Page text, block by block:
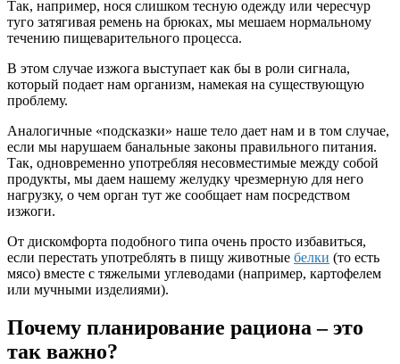
Так, например, нося слишком тесную одежду или чересчур
туго затягивая ремень на брюках, мы мешаем нормальному
течению пищеварительного процесса.
В этом случае изжога выступает как бы в роли сигнала,
который подает нам организм, намекая на существующую
проблему.
Аналогичные «подсказки» наше тело дает нам и в том случае,
если мы нарушаем банальные законы правильного питания.
Так, одновременно употребляя несовместимые между собой
продукты, мы даем нашему желудку чрезмерную для него
нагрузку, о чем орган тут же сообщает нам посредством
изжоги.
От дискомфорта подобного типа очень просто избавиться,
если перестать употреблять в пищу животные белки (то есть
мясо) вместе с тяжелыми углеводами (например, картофелем
или мучными изделиями).
Почему планирование рациона – это
так важно?